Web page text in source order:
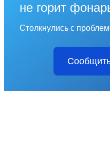
не горит
Столкнулись с